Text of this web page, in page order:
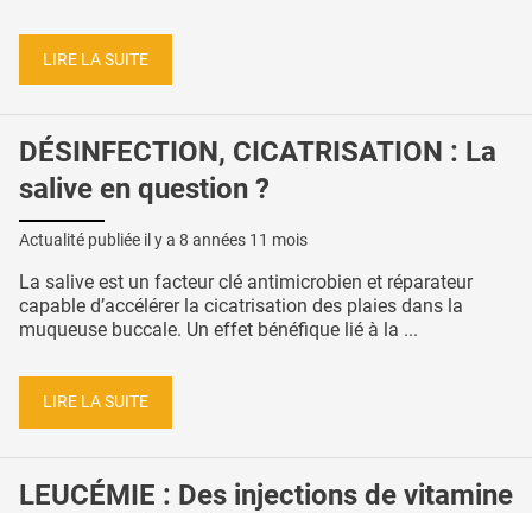
LIRE LA SUITE
DÉSINFECTION, CICATRISATION : La
salive en question ?
Actualité publiée il y a 8 années 11 mois
La salive est un facteur clé antimicrobien et réparateur
capable d’accélérer la cicatrisation des plaies dans la
muqueuse buccale. Un effet bénéfique lié à la ...
LIRE LA SUITE
LEUCÉMIE : Des injections de vitamine